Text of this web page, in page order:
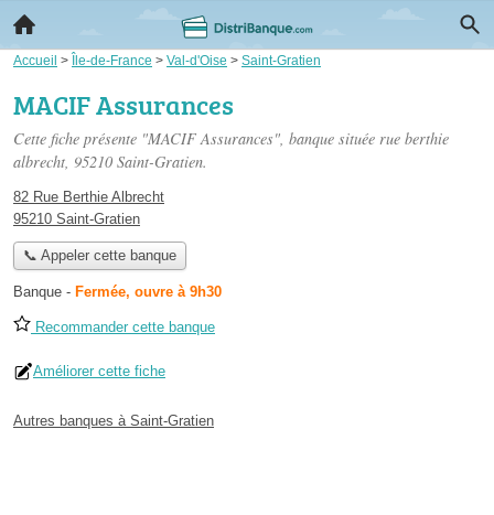
Accueil > Île-de-France > Val-d'Oise > Saint-Gratien
MACIF Assurances
Cette fiche présente "MACIF Assurances", banque située rue berthie
albrecht, 95210 Saint-Gratien.
82 Rue Berthie Albrecht
95210 Saint-Gratien
📞 Appeler cette banque
Banque - Fermée, ouvre à 9h30
Recommander cette banque
Améliorer cette fiche
Autres banques à Saint-Gratien